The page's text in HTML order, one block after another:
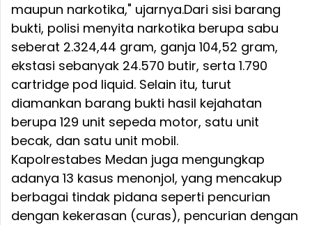
maupun narkotika," ujarnya.Dari sisi barang
bukti, polisi menyita narkotika berupa sabu
seberat 2.324,44 gram, ganja 104,52 gram,
ekstasi sebanyak 24.570 butir, serta 1.790
cartridge pod liquid. Selain itu, turut
diamankan barang bukti hasil kejahatan
berupa 129 unit sepeda motor, satu unit
becak, dan satu unit mobil.
Kapolrestabes Medan juga mengungkap
adanya 13 kasus menonjol, yang mencakup
berbagai tindak pidana seperti pencurian
dengan kekerasan (curas), pencurian dengan